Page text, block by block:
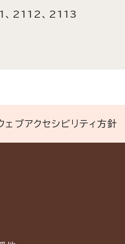
、2112、2113
ェブアクセシビリティ方針